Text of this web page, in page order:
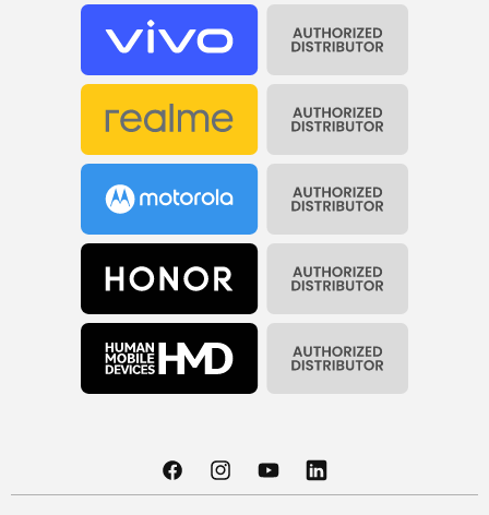
FacebookInstagramYouTubeTranslation